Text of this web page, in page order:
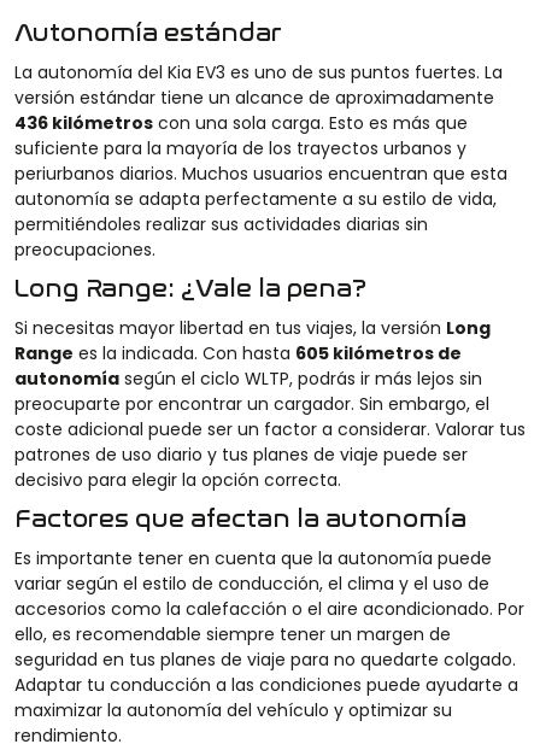
Autonomía estándar
La autonomía del Kia EV3 es uno de sus puntos fuertes. La
versión estándar tiene un alcance de aproximadamente
436 kilómetros con una sola carga. Esto es más que
suficiente para la mayoría de los trayectos urbanos y
periurbanos diarios. Muchos usuarios encuentran que esta
autonomía se adapta perfectamente a su estilo de vida,
permitiéndoles realizar sus actividades diarias sin
preocupaciones.
Long Range: ¿Vale la pena?
Si necesitas mayor libertad en tus viajes, la versión Long
Range es la indicada. Con hasta 605 kilómetros de
autonomía según el ciclo WLTP, podrás ir más lejos sin
preocuparte por encontrar un cargador. Sin embargo, el
coste adicional puede ser un factor a considerar. Valorar tus
patrones de uso diario y tus planes de viaje puede ser
decisivo para elegir la opción correcta.
Factores que afectan la autonomía
Es importante tener en cuenta que la autonomía puede
variar según el estilo de conducción, el clima y el uso de
accesorios como la calefacción o el aire acondicionado. Por
ello, es recomendable siempre tener un margen de
seguridad en tus planes de viaje para no quedarte colgado.
Adaptar tu conducción a las condiciones puede ayudarte a
maximizar la autonomía del vehículo y optimizar su
rendimiento.